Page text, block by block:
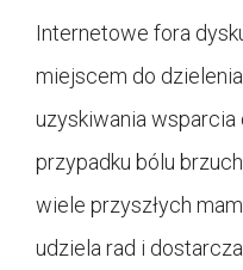
Internetowe fora
miejscem do
uzyskiwania wsparcia
przypadku bólu
wiele przyszłych
udziela rad i